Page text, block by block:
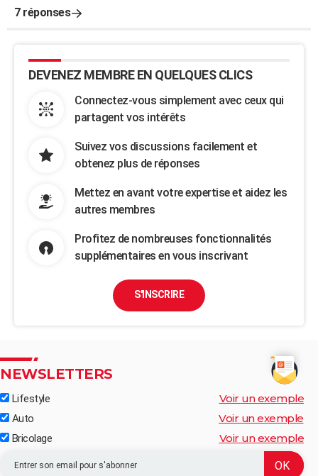
7 réponses
DEVENEZ MEMBRE EN QUELQUES CLICS
Connectez-vous simplement avec ceux qui
partagent vos intérêts
Suivez vos discussions facilement et
obtenez plus de réponses
Mettez en avant votre expertise et aidez les
autres membres
Profitez de nombreuses fonctionnalités
supplémentaires en vous inscrivant
S'INSCRIRE
NEWSLETTERS
Lifestyle Voir un exemple
Auto Voir un exemple
Bricolage Voir un exemple